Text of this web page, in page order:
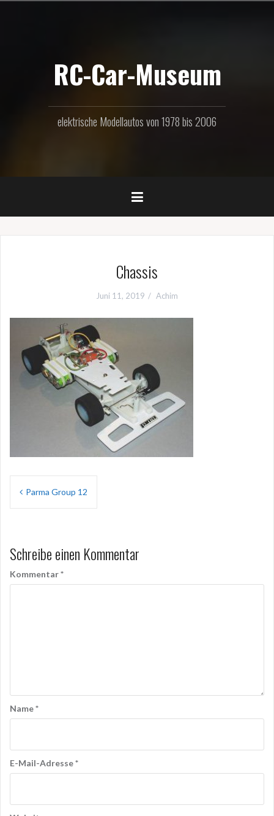
RC-Car-Museum
elektrische Modellautos von 1978 bis 2006
Chassis
Juni 11, 2019 Achim
Beitragsnavigation
Parma Group 12
Schreibe einen Kommentar
Kommentar*
Name*
E-Mail-Adresse*